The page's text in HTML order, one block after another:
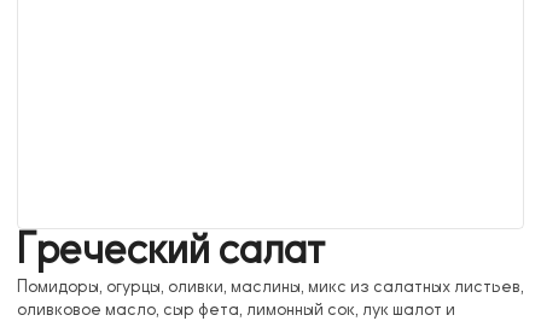
Греческий салат
Помидоры, огурцы, оливки, маслины, микс из салатных листьев,
оливковое масло, сыр фета, лимонный сок, лук шалот и